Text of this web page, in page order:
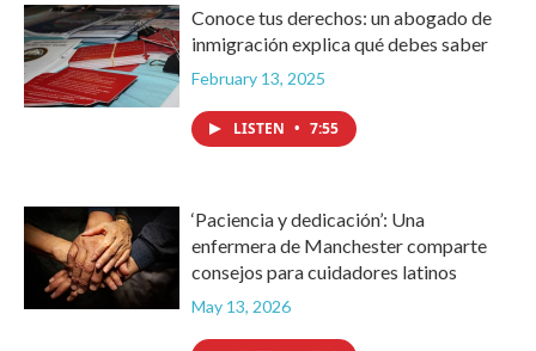
Conoce tus derechos: un abogado de
inmigración explica qué debes saber
February 13, 2025
LISTEN • 7:55
‘Paciencia y dedicación’: Una
enfermera de Manchester comparte
consejos para cuidadores latinos
May 13, 2026